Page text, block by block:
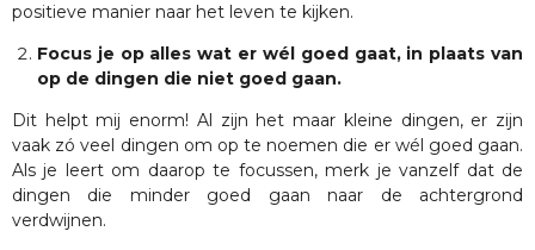
positieve manier naar het leven te kijken.
Focus je op alles wat er wél goed gaat, in plaats van
op de dingen die niet goed gaan.
Dit helpt mij enorm! Al zijn het maar kleine dingen, er zijn
vaak zó veel dingen om op te noemen die er wél goed gaan.
Als je leert om daarop te focussen, merk je vanzelf dat de
dingen die minder goed gaan naar de achtergrond
verdwijnen.